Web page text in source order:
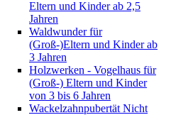
Eltern und Kinder ab 2,5
Jahren
Waldwunder für
(Groß-)Eltern und Kinder ab
3 Jahren
Holzwerken - Vogelhaus für
(Groß-) Eltern und Kinder
von 3 bis 6 Jahren
Wackelzahnpubertät Nicht